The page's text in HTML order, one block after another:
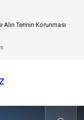
ile Uzaktan Çalışmada